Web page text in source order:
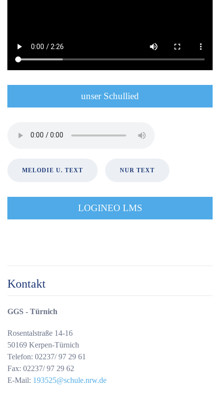
unser Schullied
MELODIE U. TEXT NUR TEXT
LOGINEO LMS
Kontakt
GGS - Türnich
Rosentalstraße 14-16
50169 Kerpen-Türnich
Telefon: 02237/ 97 29 61
Fax: 02237/ 97 29 62
E-Mail: 193525@schule.nrw.de